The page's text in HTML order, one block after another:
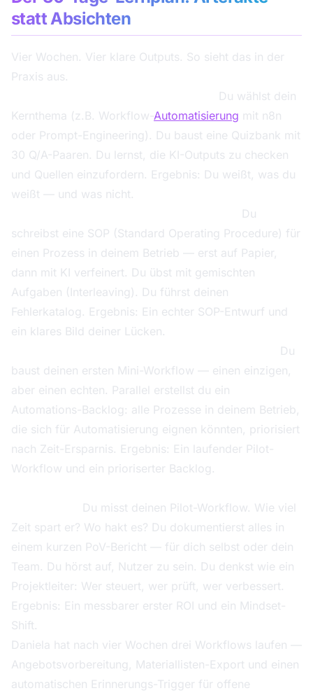
statt Absichten
Vier Wochen. Vier klare Outputs. So sieht das in der
Praxis aus.
Du wählst dein
Kernthema (z.B. Workflow- Automatisierung mit n8n
oder Prompt-Engineering). Du baust eine Quizbank mit
30 Q/A-Paaren. Du lernst, die KI-Outputs zu checken
und Quellen einzufordern. Ergebnis: Du weißt, was du
weißt — und was nicht.
Du
schreibst eine SOP (Standard Operating Procedure) für
einen Prozess in deinem Betrieb — erst auf Papier,
dann mit KI verfeinert. Du übst mit gemischten
Aufgaben (Interleaving). Du führst deinen
Fehlerkatalog. Ergebnis: Ein echter SOP-Entwurf und
ein klares Bild deiner Lücken.
Du
baust deinen ersten Mini-Workflow — einen einzigen,
aber einen echten. Parallel erstellst du ein
Automations-Backlog: alle Prozesse in deinem Betrieb,
die sich für Automatisierung eignen könnten, priorisiert
nach Zeit-Ersparnis. Ergebnis: Ein laufender Pilot-
Workflow und ein prioriserter Backlog.
Du misst deinen Pilot-Workflow. Wie viel
Zeit spart er? Wo hakt es? Du dokumentierst alles in
einem kurzen PoV-Bericht — für dich selbst oder dein
Team. Du hörst auf, Nutzer zu sein. Du denkst wie ein
Projektleiter: Wer steuert, wer prüft, wer verbessert.
Ergebnis: Ein messbarer erster ROI und ein Mindset-
Shift.
Daniela hat nach vier Wochen drei Workflows laufen —
Angebotsvorbereitung, Materiallisten-Export und einen
automatischen Erinnerungs-Trigger für offene